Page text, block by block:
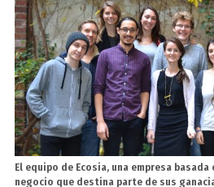
El equipo de Ecosia, una empresa
negocio que destina parte de sus